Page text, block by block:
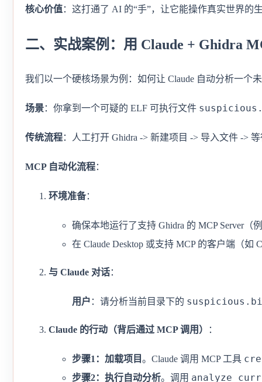
核心价值：这打通了 AI 的“手”，让它能操作真实世界的
二、实战案例：用 Claude + Ghidra
我们以一个硬核场景为例：如何让 Claude 自动分析一个
场景：你拿到一个可疑的 ELF 可执行文件
传统流程：人工打开 Ghidra -> 新建项目 -> 导入文件 ->
MCP 自动化流程：
环境准备：
确保本地运行了支持 Ghidra 的 MCP Server（
在 Claude Desktop 或支持 MCP 的客户端（如
与 Claude 对话：
用户 ：请分析当前目录下的
Claude 的行动（背后通过 MCP 调用） ：
步骤1：加载项目。Claude 调用 MCP 工具
步骤2：执行自动分析。调用